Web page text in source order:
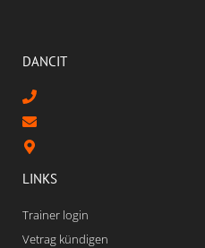
DANCIT
LINKS
Trainer login
Vetrag kündigen